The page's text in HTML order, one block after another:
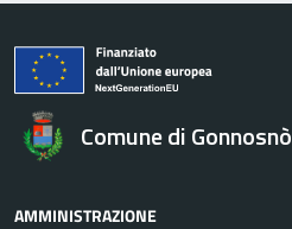
Comune di Gonnosnò
AMMINISTRAZIONE